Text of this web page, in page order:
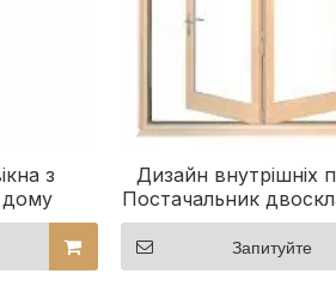
з
дому
Дизайн внутрішніх
Постачальник
скляними
алюмінієм і
Запитуйте